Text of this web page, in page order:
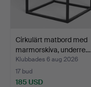
Cirkulärt matbord med
marmorskiva, underre…
Klubbades 6 aug 2026
17 bud
185 USD